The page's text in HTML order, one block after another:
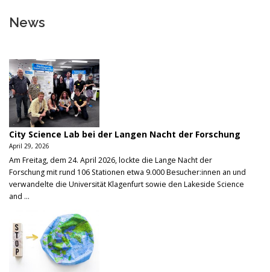
News
City Science Lab bei der Langen Nacht der Forschung
April 29, 2026
Am Freitag, dem 24. April 2026, lockte die Lange Nacht der
Forschung mit rund 106 Stationen etwa 9.000 Besucher:innen an und
verwandelte die Universität Klagenfurt sowie den Lakeside Science
and ...